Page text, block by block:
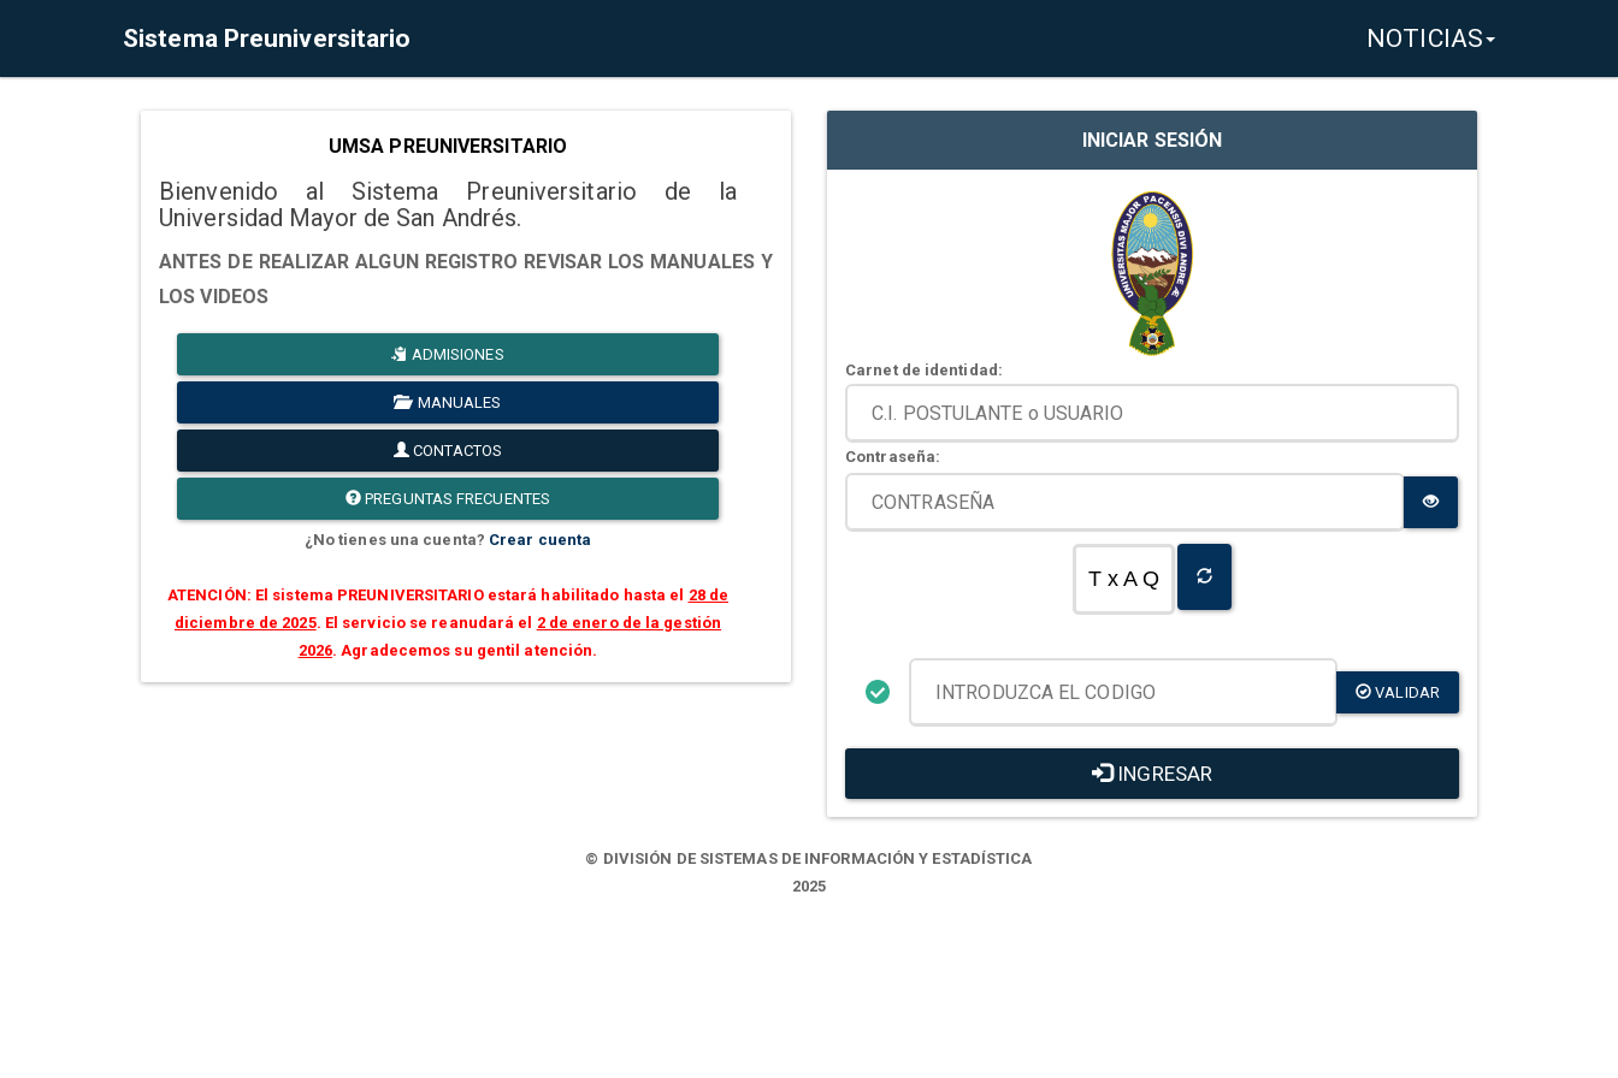
Sistema Preuniversitario NOTICIAS
UMSA PREUNIVERSITARIO
Bienvenido al Sistema Preuniversitario de la
Universidad Mayor de San Andrés.
ANTES DE REALIZAR ALGUN REGISTRO REVISAR LOS MANUALES Y
LOS VIDEOS
ADMISIONES
MANUALES
CONTACTOS
PREGUNTAS FRECUENTES
¿No tienes una cuenta? Crear cuenta
ATENCIÓN: El sistema PREUNIVERSITARIO estará habilitado hasta el 28 de
diciembre de 2025. El servicio se reanudará el 2 de enero de la gestión
2026. Agradecemos su gentil atención.
INICIAR SESIÓN
Carnet de identidad:
Contraseña:
T x A Q
VALIDAR
INGRESAR
© DIVISIÓN DE SISTEMAS DE INFORMACIÓN Y ESTADÍSTICA
2025